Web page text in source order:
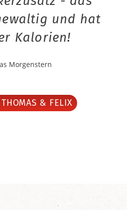
und hat
Kalorien!
Morgenstern
& FELIX